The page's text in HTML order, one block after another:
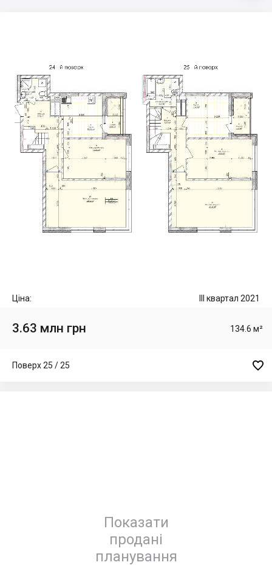
Ціна: III квартал 2021
3.63 млн грн 134.6 м²
Поверх 25 / 25 
Показати
продані
планування